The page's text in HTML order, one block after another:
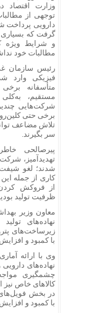
توجهی از
دارویی پرداخت
گرفت که بسیاری
و شرایط ویژه
مطالبات خود
رئیس سازمان
فیزیکی وارد
متأسفانه
مستقیم،
شرکت‌هایی
برخی حتی
تلاش مضاعف
سر بگیرند.
پیرصالحی
تهدیدآمیز،
شدند؛ لغو
کاری از جمله
از فروکش
ظرفیت تولید
معاون وزیر
نهاده‌های
زیرساخت‌های
با کمبود و
وی با ارائه
نهاده‌های
چشمگیری
کالاهای خاص نیز
در بخش
با کمبود و